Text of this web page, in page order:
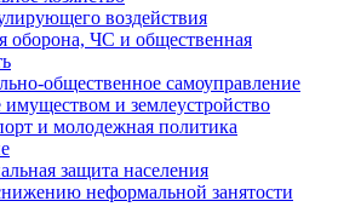
воздействия
оборона, ЧС и общественная
общественное самоуправление
и землеустройство
и молодежная политика
защита населения
неформальной занятости